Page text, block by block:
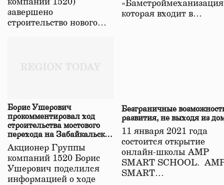
компаний 1520)
завершено
строительство нового…
которая входит в…
Борис Ушерович
прокомментировал ход
строительства мостового
перехода на Забайкальской
железной дороге
Акционер Группы
компаний 1520 Борис
Ушерович поделился
информацией о ходе
Безграничные
развития, не выходя из
11 января 2021 года
состоится открытие
онлайн-школы АМР
SMART SCHOOL.
SMART…